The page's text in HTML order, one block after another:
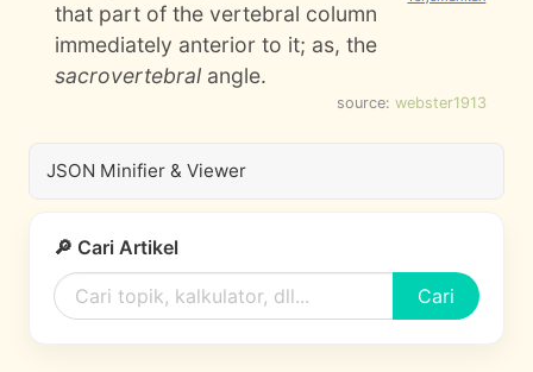
that part of the vertebral column
immediately anterior to it; as, the
sacrovertebral angle.
source: webster1913
JSON Minifier & Viewer
🔎 Cari Artikel
Cari